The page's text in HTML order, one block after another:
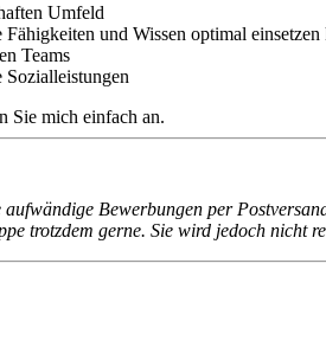
Umfeld
und Wissen optimal einsetzen
Teams
Sie mich einfach an.
Bewerbungen per
trotzdem gerne. Sie wird jedoch nicht